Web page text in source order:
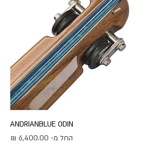
ANDRIANBLUE ODIN
החל מ-
מחיר מבצע